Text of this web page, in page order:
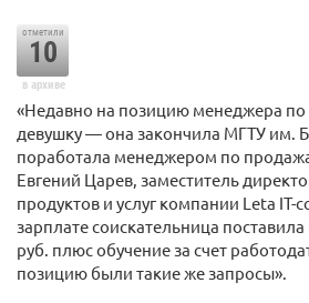
отметили
10
в архиве
«Недавно на позицию менеджера по
девушку — она закончила МГТУ им.
поработала менеджером по
Евгений Царев, заместитель
продуктов и услуг компании Leta
зарплате соискательница
руб. плюс обучение за счет
позицию были такие же запросы».